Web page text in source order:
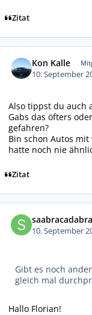
Zitat
Kon Kalle
10. September
Also tippst du auch
Gabs das öfters
gefahren?
Bin schon Autos
hatte noch nie
Zitat
10. September
Gibt es noch
gleich mal
Hallo Florian!